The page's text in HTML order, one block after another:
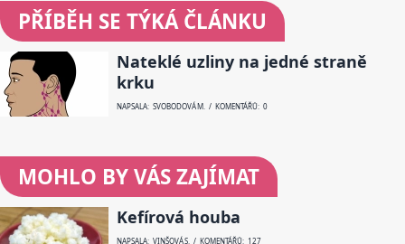
PŘÍBĚH SE TÝKÁ ČLÁNKU
Nateklé uzliny na jedné straně
krku
NAPSALA: SVOBODOVÁ M. / KOMENTÁŘŮ: 0
MOHLO BY VÁS ZAJÍMAT
Kefírová houba
NAPSALA: VINŠOVÁ S. / KOMENTÁŘŮ: 127